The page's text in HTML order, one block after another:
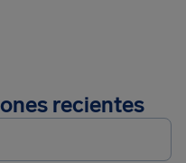
recientes